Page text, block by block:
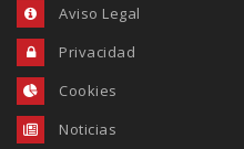
Aviso Legal
Privacidad
Cookies
Noticias